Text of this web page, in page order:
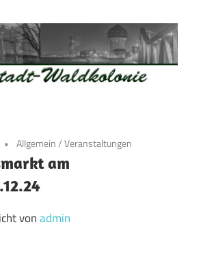
Allgemein/Veranstaltungen
am
vonadmin